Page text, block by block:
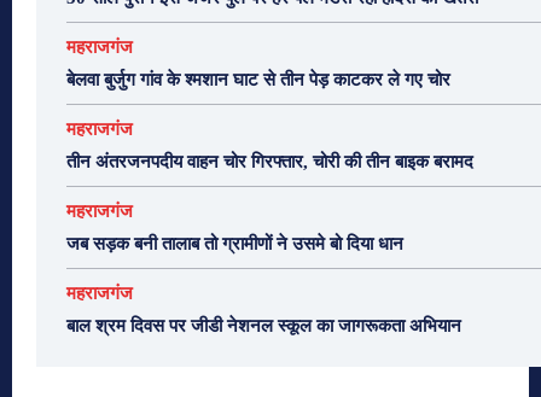
महराजगंज
बेलवा बुर्जुग गांव के श्मशान घाट से तीन पेड़ काटकर ले गए चोर
महराजगंज
तीन अंतरजनपदीय वाहन चोर गिरफ्तार, चोरी की तीन बाइक बरामद
महराजगंज
जब सड़क बनी तालाब तो ग्रामीणों ने उसमे बो दिया धान
महराजगंज
बाल श्रम दिवस पर जीडी नेशनल स्कूल का जागरूकता अभियान